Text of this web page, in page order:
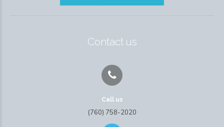
Contact us
Call us
(760) 758-2020